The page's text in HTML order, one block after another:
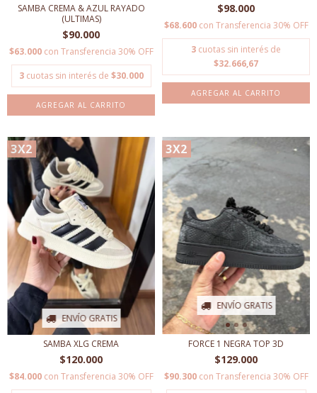
SAMBA CREMA & AZUL RAYADO
(ULTIMAS)
$90.000
$63.000 con Transferencia 30% OFF
3 cuotas sin interés de $30.000
AGREGAR AL CARRITO
$98.000
$68.600 con Transferencia 30% OFF
3 cuotas sin interés de
$32.666,67
AGREGAR AL CARRITO
3X2
ENVÍO GRATIS
SAMBA XLG CREMA
$120.000
$84.000 con Transferencia 30% OFF
3X2
ENVÍO GRATIS
FORCE 1 NEGRA TOP 3D
$129.000
$90.300 con Transferencia 30% OFF